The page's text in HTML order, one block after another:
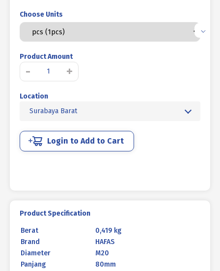
Choose Units
Product Amount
-
Kuantitas
TC
(TORSI
BAKAR
M20
+
Location
Surabaya Barat
Login to Add to Cart
Product Specification
Berat
0,419 kg
Brand
HAFAS
Diameter
M20
Panjang
80mm